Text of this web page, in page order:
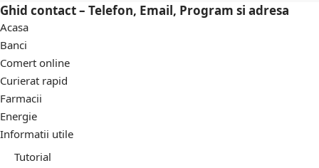
Ghid contact – Telefon, Email, Program si adresa
Acasa
Banci
Comert online
Curierat rapid
Farmacii
Energie
Informatii utile
Tutorial